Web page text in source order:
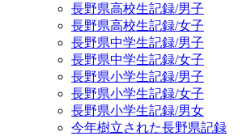
長野県高校生記録/男子
長野県高校生記録/女子
長野県中学生記録/男子
長野県中学生記録/女子
長野県小学生記録/男子
長野県小学生記録/女子
長野県小学生記録/男女
今年樹立された長野県記録